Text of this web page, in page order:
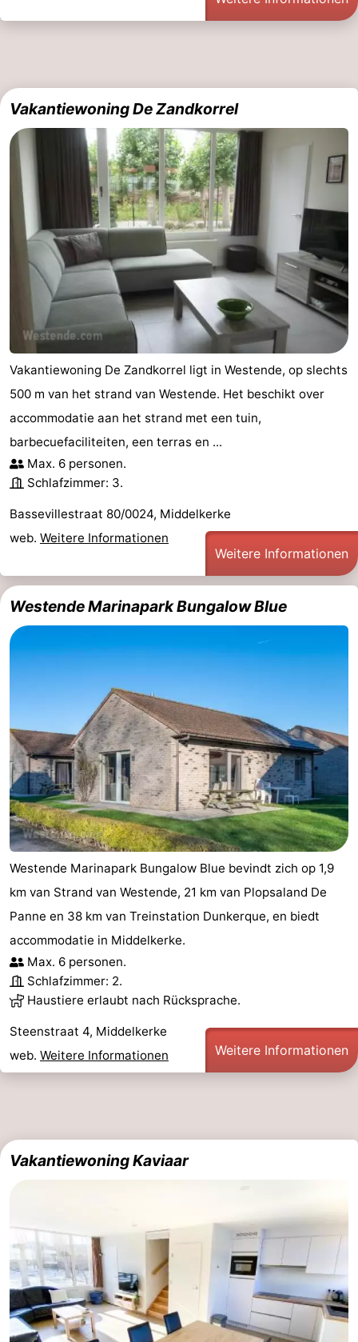
Vakantiewoning De Zandkorrel
Vakantiewoning De Zandkorrel ligt in Westende, op slechts
500 m van het strand van Westende. Het beschikt over
accommodatie aan het strand met een tuin,
barbecuefaciliteiten, een terras en ...
Max. 6 personen.
Schlafzimmer: 3.
Bassevillestraat 80/0024, Middelkerke
web. Weitere Informationen
Weitere Informationen
Westende Marinapark Bungalow Blue
Westende Marinapark Bungalow Blue bevindt zich op 1,9
km van Strand van Westende, 21 km van Plopsaland De
Panne en 38 km van Treinstation Dunkerque, en biedt
accommodatie in Middelkerke.
Max. 6 personen.
Schlafzimmer: 2.
Haustiere erlaubt nach Rücksprache.
Steenstraat 4, Middelkerke
web. Weitere Informationen Weitere Informationen
Vakantiewoning Kaviaar